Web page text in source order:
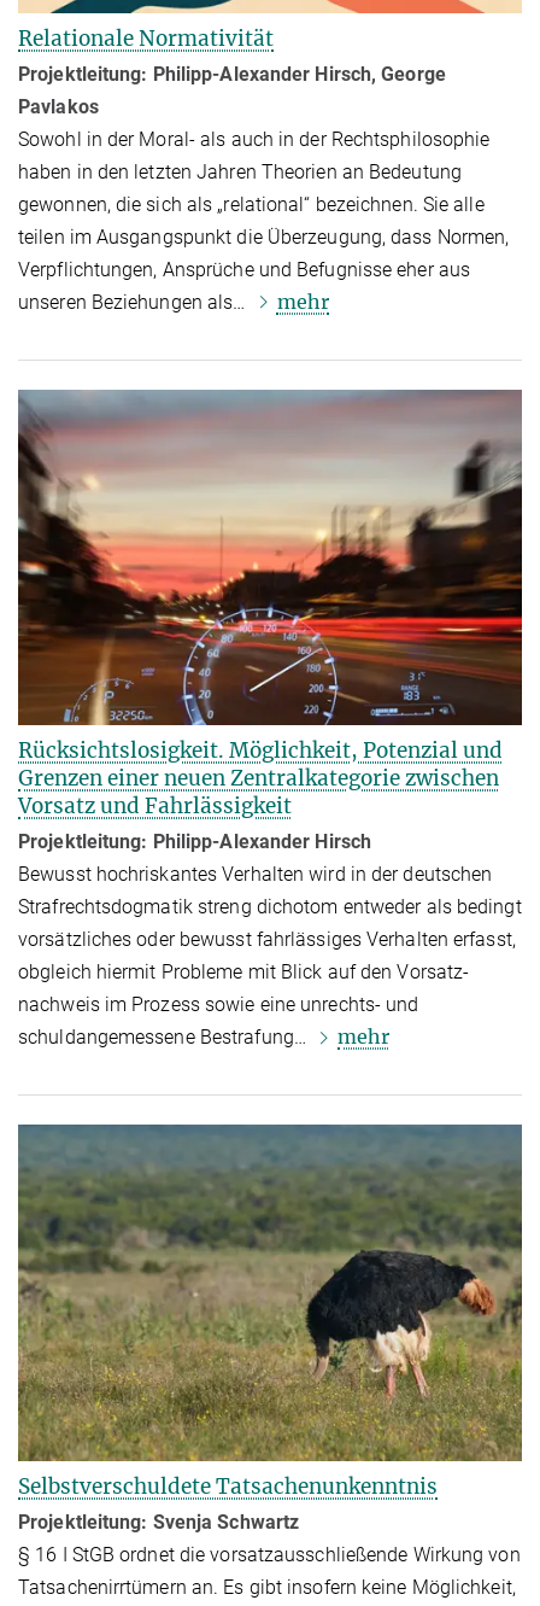
Relationale Normativität
Projektleitung: Philipp-Alexander Hirsch, George
Pavlakos
Sowohl in der Moral- als auch in der Rechtsphilosophie
haben in den letzten Jahren Theorien an Bedeutung
gewonnen, die sich als „relational“ bezeichnen. Sie alle
teilen im Ausgangspunkt die Überzeugung, dass Normen,
Ver­pflich­tun­gen, Ansprüche und Befugnisse eher aus
unseren Beziehungen als…
mehr
Rücksichtslosigkeit. Möglichkeit, Potenzial und
Grenzen einer neuen Zentralkategorie zwischen
Vorsatz und Fahrlässigkeit
Projektleitung: Philipp-Alexander Hirsch
Bewusst hochriskantes Verhalten wird in der deutschen
Strafrechtsdogmatik streng dichotom entweder als be­dingt
vorsätzliches oder bewusst fahrlässiges Verhalten erfasst,
obgleich hiermit Probleme mit Blick auf den Vor­satz­
nachweis im Prozess sowie eine unrechts- und
schuldangemessene Bestrafung…
mehr
Selbstverschuldete Tatsachenunkenntnis
Projektleitung: Svenja Schwartz
§ 16 I StGB ordnet die vorsatzausschließende Wirkung von
Tatsachenirrtümern an. Es gibt insofern keine Mög­lich­keit,